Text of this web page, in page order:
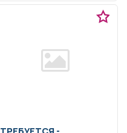
ТРЕБУЕТСЯ -